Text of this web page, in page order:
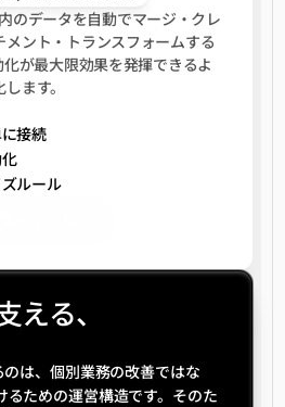
のデータを自動でマージ・クレ
メント・トランスフォームする
が最大限効果を発揮できるよ
ます。
接続
ルール
える、
は、個別業務の改善ではな
るための運営構造です。そのた